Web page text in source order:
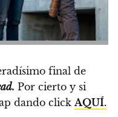
final de
Por cierto y si
dando clickAQUÍ.